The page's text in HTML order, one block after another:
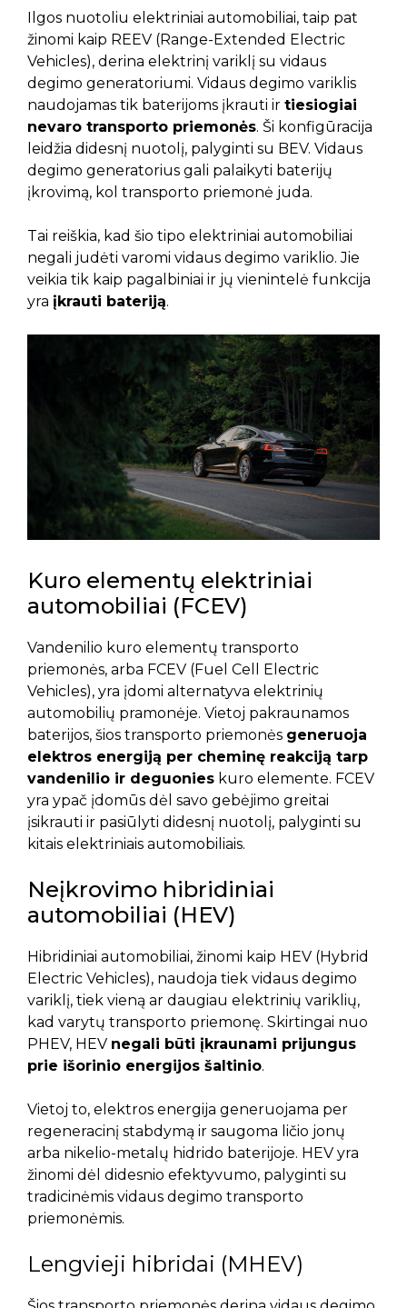
Ilgos nuotoliu elektriniai automobiliai, taip pat
žinomi kaip REEV (Range-Extended Electric
Vehicles), derina elektrinį variklį su vidaus
degimo generatoriumi. Vidaus degimo variklis
naudojamas tik baterijoms įkrauti ir tiesiogiai
nevaro transporto priemonės. Ši konfigūracija
leidžia didesnį nuotolį, palyginti su BEV. Vidaus
degimo generatorius gali palaikyti baterijų
įkrovimą, kol transporto priemonė juda.
Tai reiškia, kad šio tipo elektriniai automobiliai
negali judėti varomi vidaus degimo variklio. Jie
veikia tik kaip pagalbiniai ir jų vienintelė funkcija
yra įkrauti bateriją.
Kuro elementų elektriniai
automobiliai (FCEV)
Vandenilio kuro elementų transporto
priemonės, arba FCEV (Fuel Cell Electric
Vehicles), yra įdomi alternatyva elektrinių
automobilių pramonėje. Vietoj pakraunamos
baterijos, šios transporto priemonės generuoja
elektros energiją per cheminę reakciją tarp
vandenilio ir deguonies kuro elemente. FCEV
yra ypač įdomūs dėl savo gebėjimo greitai
įsikrauti ir pasiūlyti didesnį nuotolį, palyginti su
kitais elektriniais automobiliais.
Neįkrovimo hibridiniai
automobiliai (HEV)
Hibridiniai automobiliai, žinomi kaip HEV (Hybrid
Electric Vehicles), naudoja tiek vidaus degimo
variklį, tiek vieną ar daugiau elektrinių variklių,
kad varytų transporto priemonę. Skirtingai nuo
PHEV, HEV negali būti įkraunami prijungus
prie išorinio energijos šaltinio.
Vietoj to, elektros energija generuojama per
regeneracinį stabdymą ir saugoma ličio jonų
arba nikelio-metalų hidrido baterijoje. HEV yra
žinomi dėl didesnio efektyvumo, palyginti su
tradicinėmis vidaus degimo transporto
priemonėmis.
Lengvieji hibridai (MHEV)